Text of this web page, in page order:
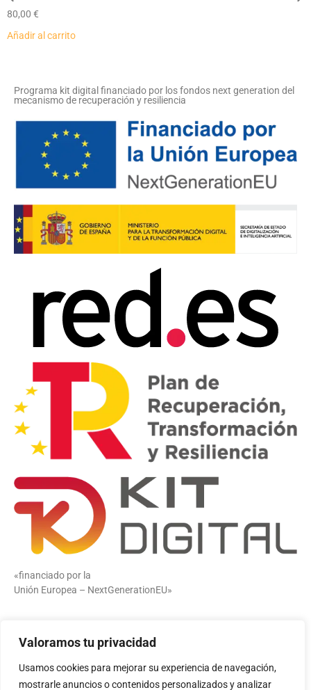
Valoramos tu privacidad
Usamos cookies para mejorar su experiencia de navegación,
mostrarle anuncios o contenidos personalizados y analizar
80,00 €
Añadir al carrito
Programa kit digital financiado por los fondos next generation del
mecanismo de recuperación y resiliencia
«financiado por la
Unión Europea – NextGenerationEU»
embargo, los puntos de vista y las opiniones expresadas son
los de la Unión Europea o la Comisión Europea. Ni la Unión
Europea ni la Comisión Europea pueden ser consideradas